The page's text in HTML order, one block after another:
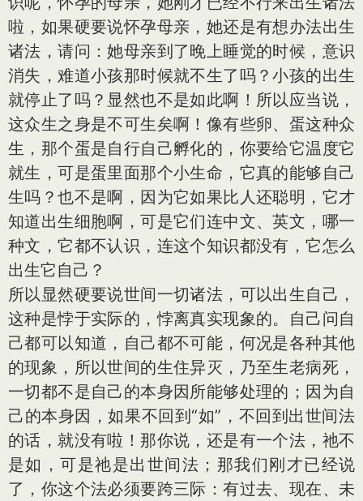
啦，如果硬要说怀孕母亲，她还是有想办法出生
诸法，请问：她母亲到了晚上睡觉的时候，意识
消失，难道小孩那时候就不生了吗？小孩的出生
就停止了吗？显然也不是如此啊！所以应当说，
这众生之身是不可生矣啊！像有些卵、蛋这种众
生，那个蛋是自行自己孵化的，你要给它温度它
就生，可是蛋里面那个小生命，它真的能够自己
生吗？也不是啊，因为它如果比人还聪明，它才
知道出生细胞啊，可是它们连中文、英文，哪一
种文，它都不认识，连这个知识都没有，它怎么
出生它自己？
所以显然硬要说世间一切诸法，可以出生自己，
这种是悖于实际的，悖离真实现象的。自己问自
己都可以知道，自己都不可能，何况是各种其他
的现象，所以世间的生住异灭，乃至生老病死，
一切都不是自己的本身因所能够处理的；因为自
己的本身因，如果不回到“如”，不回到出世间法
的话，就没有啦！那你说，还是有一个法，祂不
是如，可是祂是出世间法；那我们刚才已经说
了，你这个法必须要跨三际：有过去、现在、未